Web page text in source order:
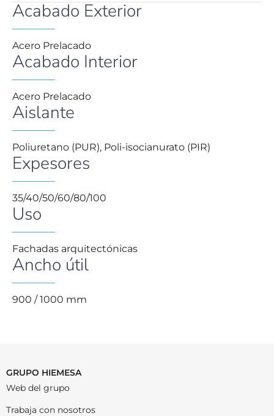
Acabado Exterior
Acero Prelacado
Acabado Interior
Acero Prelacado
Aislante
Poliuretano (PUR), Poli-isocianurato (PIR)
Expesores
35/40/50/60/80/100
Uso
Fachadas arquitectónicas
Ancho útil
900 / 1000 mm
GRUPO HIEMESA
Web del grupo
Trabaja con nosotros